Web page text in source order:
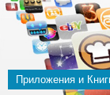
Приложения и